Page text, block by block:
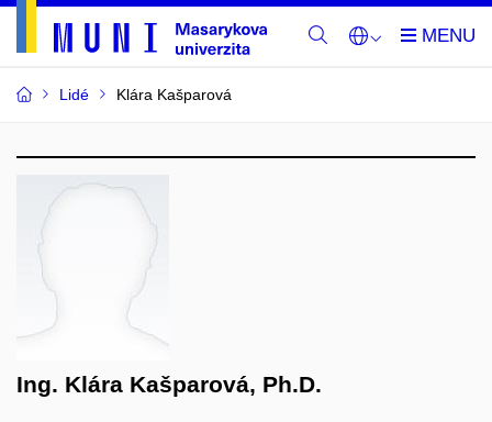
Lidé Klára Kašparová
Ing. Klára Kašparová, Ph.D.